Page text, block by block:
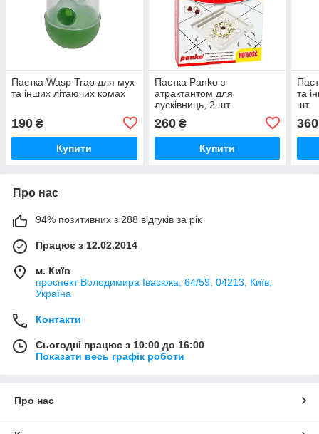
Пастка Wasp Trap для мух
та інших літаючих комах
190 ₴
Купити
Пастка Panko з
атрактантом для
лусківниць, 2 шт
260₴
Купити
та
шт
360
Про нас
94% позитивних з 288 відгуків за рік
Працює з 12.02.2014
м. Київ
проспект Володимира Івасюка, 64/59, 04213, Київ,
Україна
Контакти
Сьогодні працює з 10:00 до 16:00
Показати весь графік роботи
Про нас